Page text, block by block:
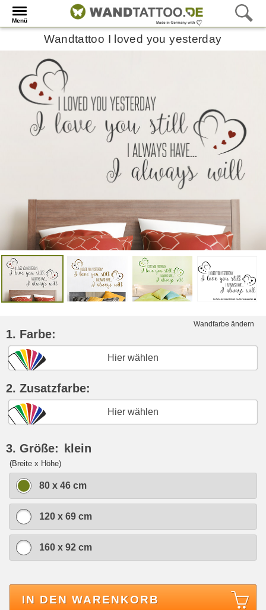
Menü
Wandtattoo I loved you yesterday
Wandfarbe ändern
1. Farbe:
Hier wählen
2. Zusatzfarbe:
Hier wählen
3. Größe: klein
(Breite x Höhe)
80 x 46 cm
120 x 69 cm
160 x 92 cm
IN DEN WARENKORB